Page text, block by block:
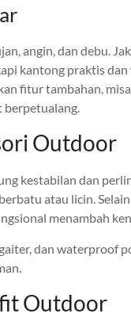
angin, dan debu.
kantong praktis
fitur tambahan,
berpetualang.
Outdoor
kestabilan dan
atau licin.
menambah
dan waterproof
Outdoor